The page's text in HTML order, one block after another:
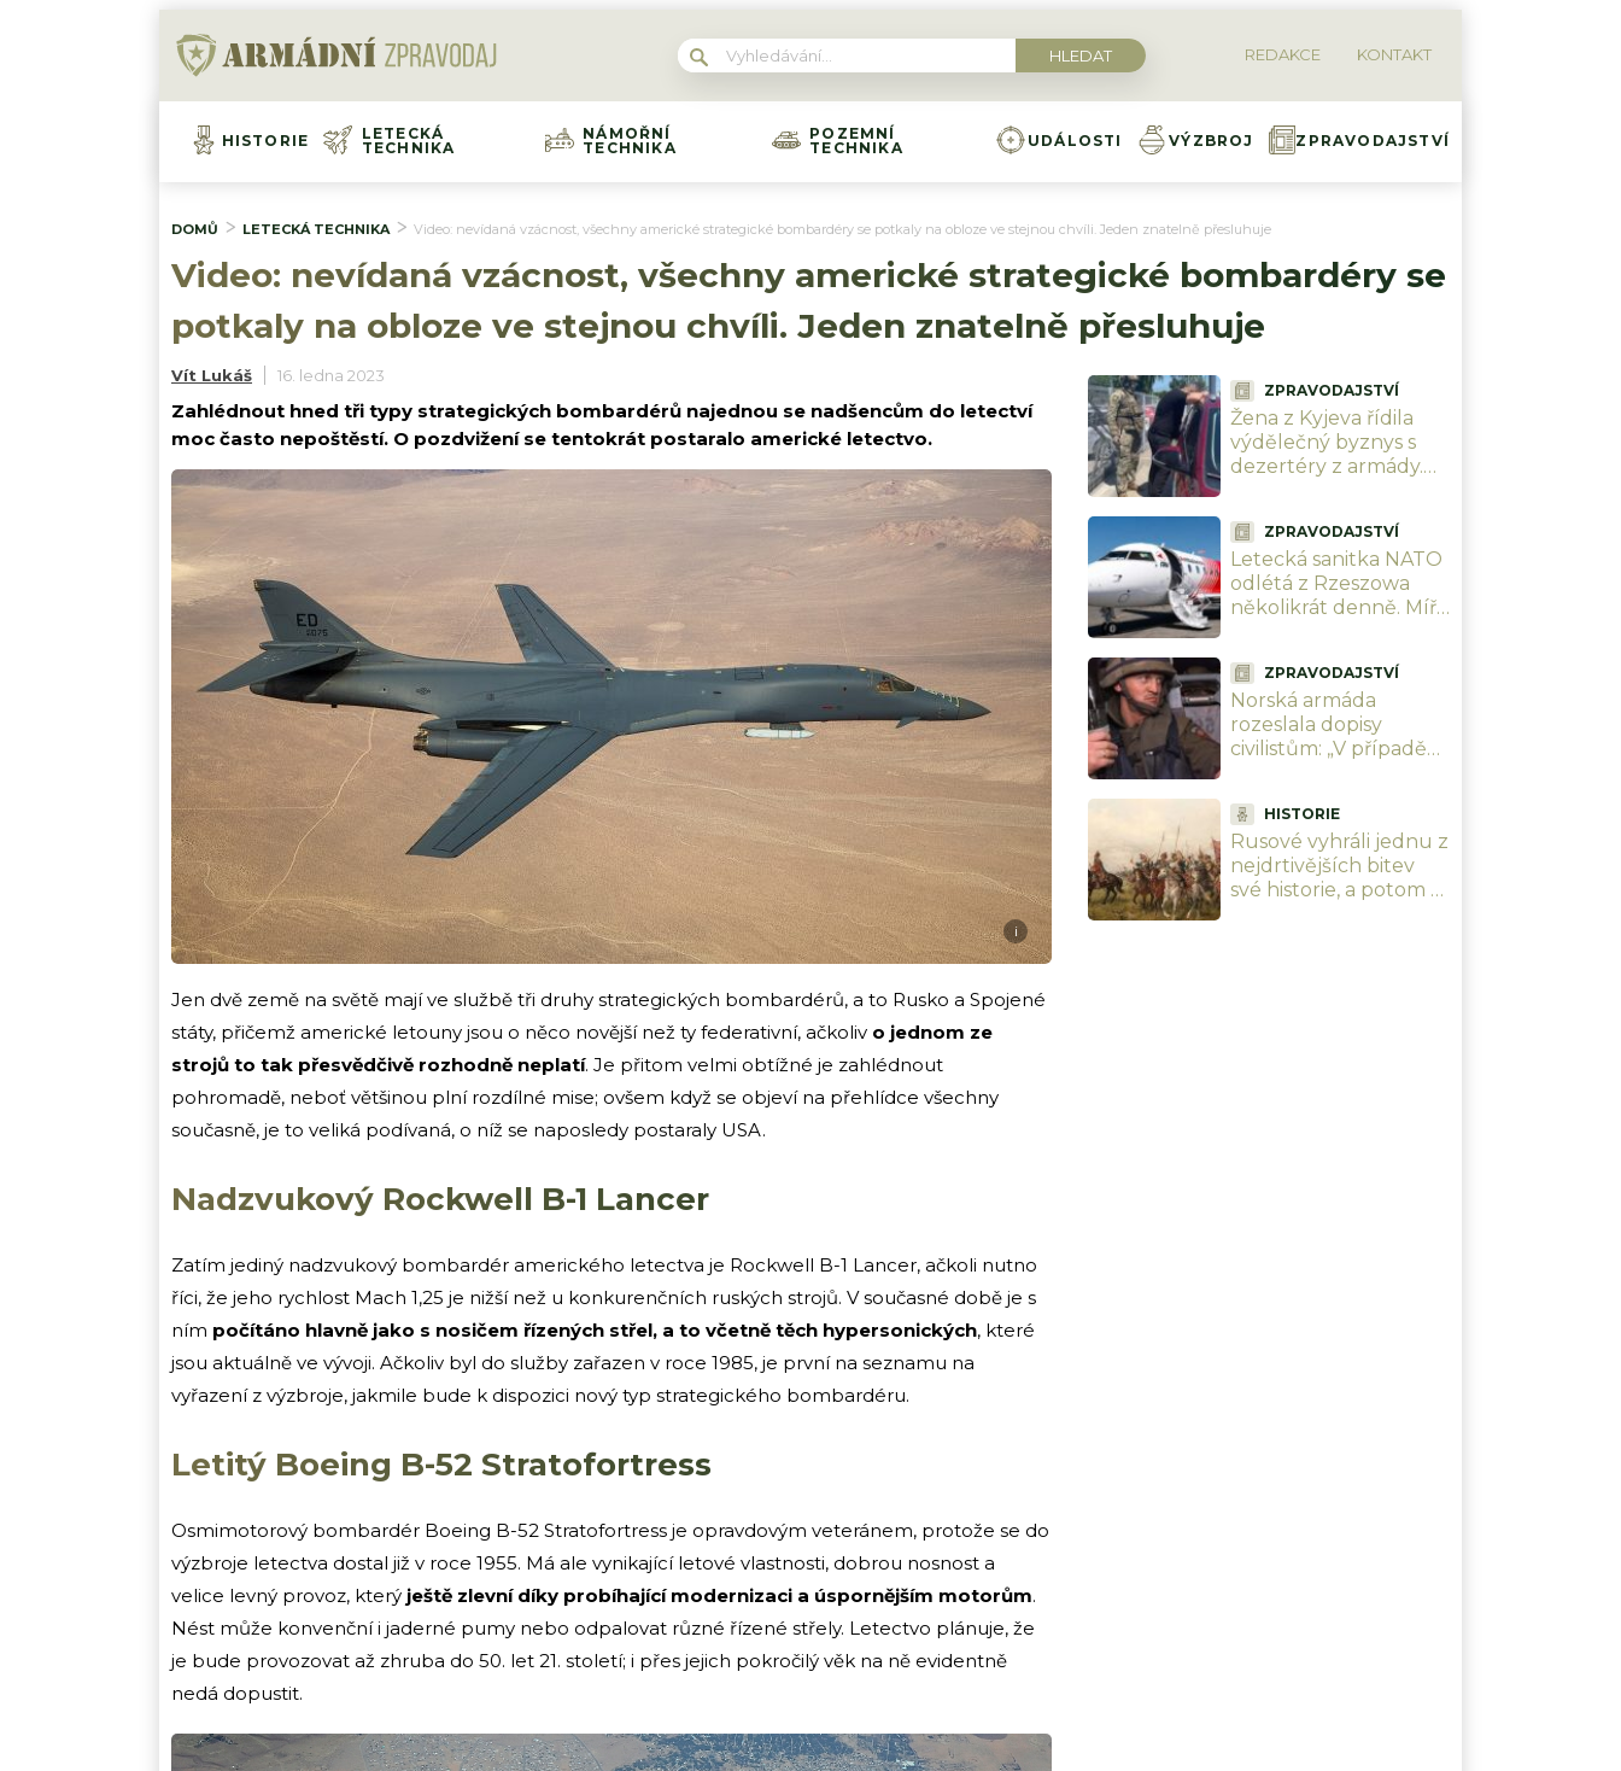
REDAKCE KONTAKT
HISTORIE
LETECKÁ
TECHNIKA
NÁMOŘNÍ
TECHNIKA
POZEMNÍ
TECHNIKA
UDÁLOSTI VÝZBROJ ZPRAVODAJSTVÍ
DOMŮ LETECKÁ TECHNIKA Video: nevídaná vzácnost, všechny americké strategické bombardéry se potkaly na obloze ve stejnou chvíli. Jeden znatelně přesluhuje
Video: nevídaná vzácnost, všechny americké strategické bombardéry se
potkaly na obloze ve stejnou chvíli. Jeden znatelně přesluhuje
Vít Lukáš 16. ledna 2023
Zahlédnout hned tři typy strategických bombardérů najednou se nadšencům do letectví
moc často nepoštěstí. O pozdvižení se tentokrát postaralo americké letectvo.
i
Jen dvě země na světě mají ve službě tři druhy strategických bombardérů, a to Rusko a Spojené
státy, přičemž americké letouny jsou o něco novější než ty federativní, ačkoliv o jednom ze
strojů to tak přesvědčivě rozhodně neplatí. Je přitom velmi obtížné je zahlédnout
pohromadě, neboť většinou plní rozdílné mise; ovšem když se objeví na přehlídce všechny
současně, je to veliká podívaná, o níž se naposledy postaraly USA.
Nadzvukový Rockwell B-1 Lancer
Zatím jediný nadzvukový bombardér amerického letectva je Rockwell B-1 Lancer, ačkoli nutno
říci, že jeho rychlost Mach 1,25 je nižší než u konkurenčních ruských strojů. V současné době je s
ním počítáno hlavně jako s nosičem řízených střel, a to včetně těch hypersonických, které
jsou aktuálně ve vývoji. Ačkoliv byl do služby zařazen v roce 1985, je první na seznamu na
vyřazení z výzbroje, jakmile bude k dispozici nový typ strategického bombardéru.
Letitý Boeing B-52 Stratofortress
Osmimotorový bombardér Boeing B-52 Stratofortress je opravdovým veteránem, protože se do
výzbroje letectva dostal již v roce 1955. Má ale vynikající letové vlastnosti, dobrou nosnost a
velice levný provoz, který ještě zlevní díky probíhající modernizaci a úspornějším motorům.
Nést může konvenční i jaderné pumy nebo odpalovat různé řízené střely. Letectvo plánuje, že
je bude provozovat až zhruba do 50. let 21. století; i přes jejich pokročilý věk na ně evidentně
nedá dopustit.
ZPRAVODAJSTVÍ
Žena z Kyjeva řídila
výdělečný byznys s
dezertéry z armády.
policista
ZPRAVODAJSTVÍ
Letecká sanitka NATO
odlétá z Rzeszowa
několikrát denně. Míří
ZPRAVODAJSTVÍ
Norská armáda
rozeslala dopisy
civilistům: „V případě
auta.“ Nejhorší krize
od roku 1945
HISTORIE
Rusové vyhráli jednu z
nejdrtivějších bitev
své historie, a potom o